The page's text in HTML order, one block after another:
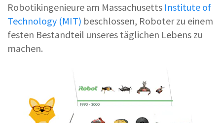
Robotikingenieure am Massachusetts Institute of
Technology (MIT) beschlossen, Roboter zu einem
festen Bestandteil unseres täglichen Lebens zu
machen.